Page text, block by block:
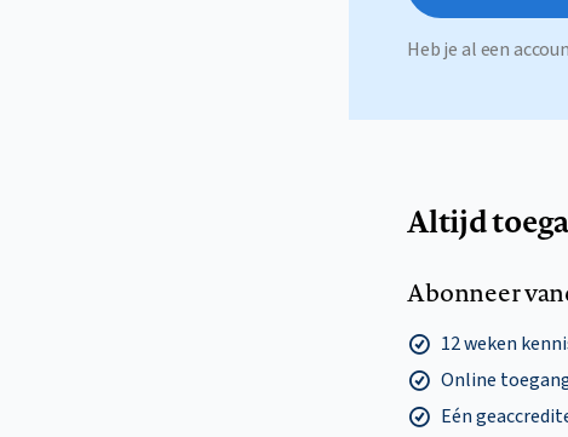
Heb je al een
Altijd
Abonneer
12 weken
Online
Eén